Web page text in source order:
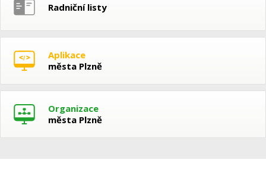
Radniční listy
Aplikace
města Plzně
Organizace
města Plzně